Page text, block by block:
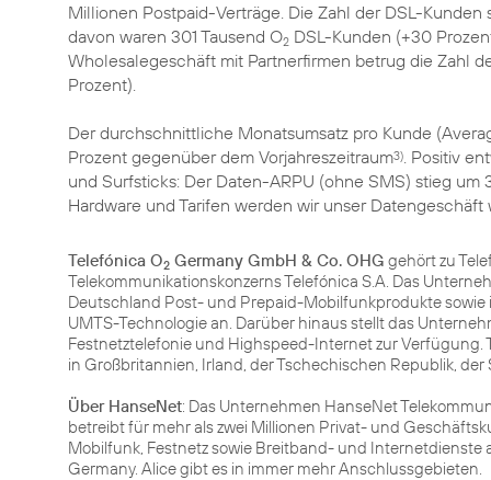
Millionen Postpaid-Verträge. Die Zahl der DSL-
davon waren 301 Tausend O2 DSL-Kunden (+30
Wholesalegeschäft mit Partnerfirmen betrug die Zahl
Prozent).
Der durchschnittliche Monatsumsatz pro Kunde
Prozent gegenüber dem Vorjahreszeitraum3). Positiv
und Surfsticks: Der Daten-ARPU (ohne SMS) stieg um
Hardware und Tarifen werden wir unser Datengeschäft
Telefónica O2 Germany GmbH & Co. OHG gehört zu
Telekommunikationskonzerns Telefónica S.A. Das
Deutschland Post- und Prepaid-Mobilfunkprodukte
UMTS-Technologie an. Darüber hinaus stellt das
Festnetztelefonie und Highspeed-Internet zur
in Großbritannien, Irland, der Tschechischen Republik,
Über HanseNet: Das Unternehmen HanseNet
betreibt für mehr als zwei Millionen Privat- und
Mobilfunk, Festnetz sowie Breitband- und Internetdienste
Germany. Alice gibt es in immer mehr Anschlussgebieten.